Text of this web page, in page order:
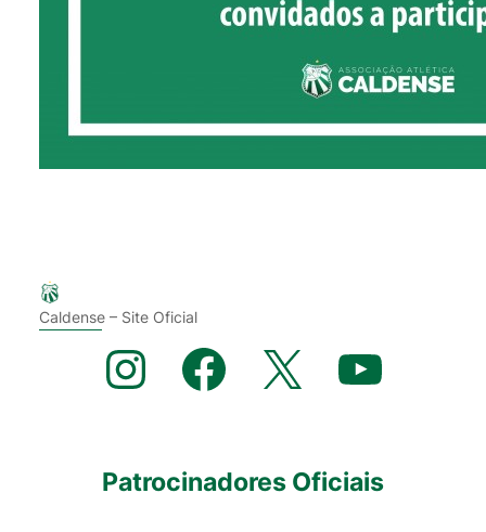
Caldense – Site Oficial
Instagram Facebook X YouTube
Patrocinadores Oficiais